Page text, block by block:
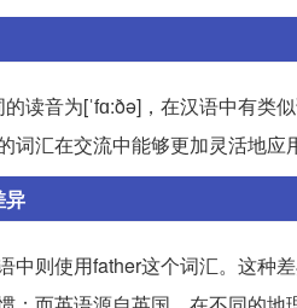
读音为[ˈfɑ:ðə]，在汉语中有类
词汇在交流中能够更加灵活地应
异
中则使用father这个词汇。这种